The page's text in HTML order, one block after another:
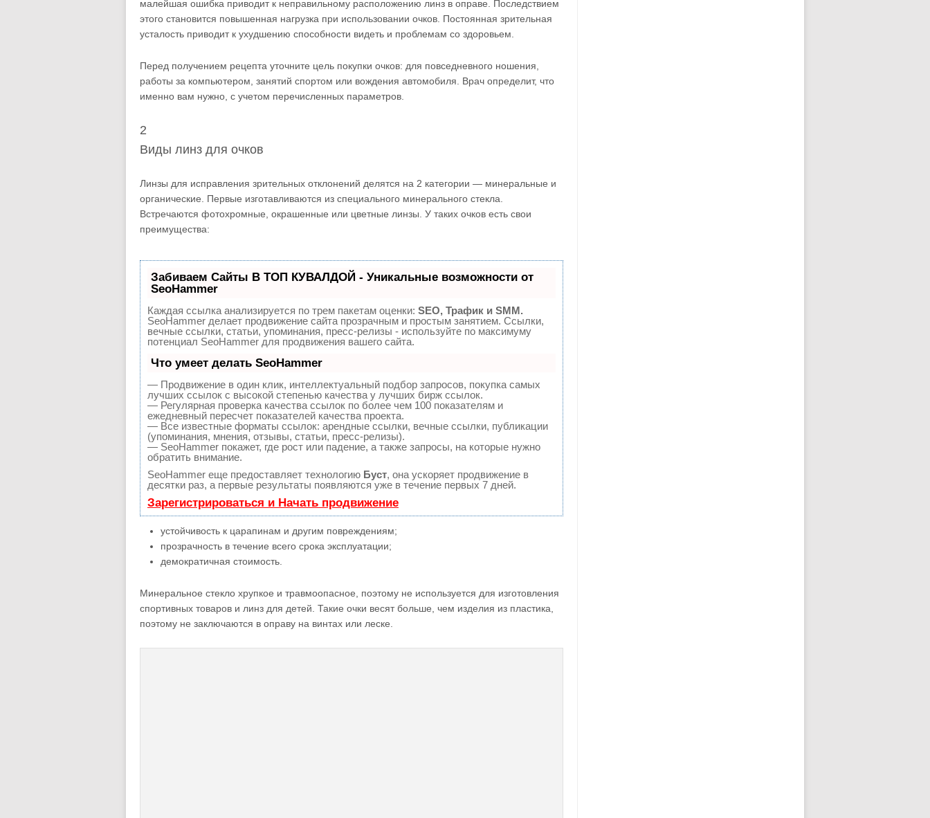
малейшая ошибка приводит к неправильному расположению линз в оправе. Последствием
этого становится повышенная нагрузка при использовании очков. Постоянная зрительная
усталость приводит к ухудшению способности видеть и проблемам со здоровьем.
Перед получением рецепта уточните цель покупки очков: для повседневного ношения,
работы за компьютером, занятий спортом или вождения автомобиля. Врач определит, что
именно вам нужно, с учетом перечисленных параметров.
2
Виды линз для очков
Линзы для исправления зрительных отклонений делятся на 2 категории — минеральные и
органические. Первые изготавливаются из специального минерального стекла.
Встречаются фотохромные, окрашенные или цветные линзы. У таких очков есть свои
преимущества:
Забиваем Сайты В ТОП КУВАЛДОЙ - Уникальные возможности от
SeoHammer
Каждая ссылка анализируется по трем пакетам оценки: SEO, Трафик и SMM.
SeoHammer делает продвижение сайта прозрачным и простым занятием. Ссылки,
вечные ссылки, статьи, упоминания, пресс-релизы - используйте по максимуму
потенциал SeoHammer для продвижения вашего сайта.
Что умеет делать SeoHammer
— Продвижение в один клик, интеллектуальный подбор запросов, покупка самых
лучших ссылок с высокой степенью качества у лучших бирж ссылок.
— Регулярная проверка качества ссылок по более чем 100 показателям и
ежедневный пересчет показателей качества проекта.
— Все известные форматы ссылок: арендные ссылки, вечные ссылки, публикации
(упоминания, мнения, отзывы, статьи, пресс-релизы).
— SeoHammer покажет, где рост или падение, а также запросы, на которые нужно
обратить внимание.
SeoHammer еще предоставляет технологию Буст, она ускоряет продвижение в
десятки раз, а первые результаты появляются уже в течение первых 7 дней.
Зарегистрироваться и Начать продвижение
устойчивость к царапинам и другим повреждениям;
прозрачность в течение всего срока эксплуатации;
демократичная стоимость.
Минеральное стекло хрупкое и травмоопасное, поэтому не используется для изготовления
спортивных товаров и линз для детей. Такие очки весят больше, чем изделия из пластика,
поэтому не заключаются в оправу на винтах или леске.